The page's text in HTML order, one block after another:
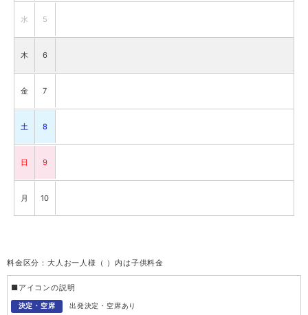
水 5
木 6
金 7
土 8
日 9
月 10
水 12
木 13
料金区分：大人お一人様（ ）内は子供料金
■アイコンの説明
決定・空席 出発決定・空席あり